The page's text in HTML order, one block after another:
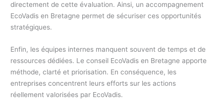
directement de cette évaluation. Ainsi, un accompagnement
EcoVadis en Bretagne permet de sécuriser ces opportunités
stratégiques.
Enfin, les équipes internes manquent souvent de temps et de
ressources dédiées. Le conseil EcoVadis en Bretagne apporte
méthode, clarté et priorisation. En conséquence, les
entreprises concentrent leurs efforts sur les actions
réellement valorisées par EcoVadis.